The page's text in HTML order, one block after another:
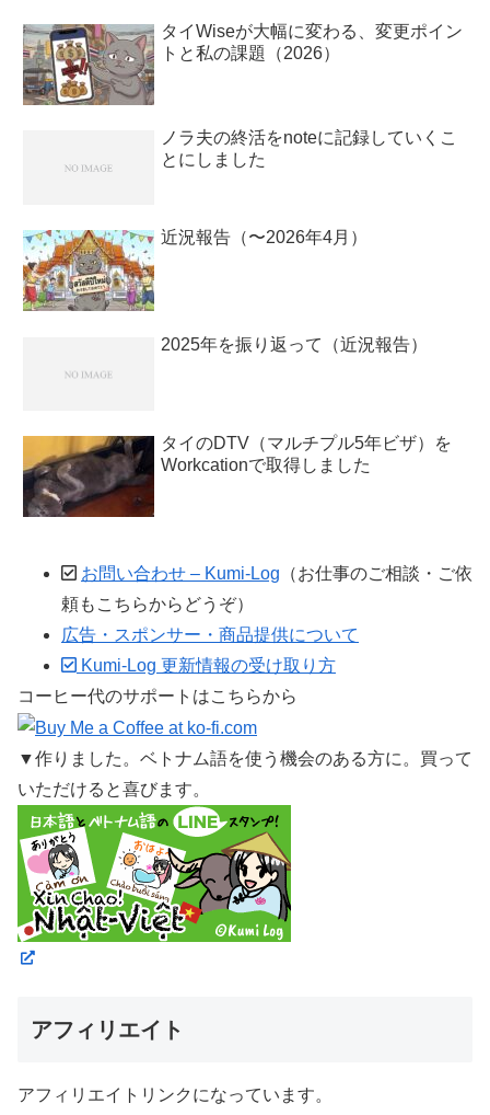
タイWiseが大幅に変わる、変更ポイン
トと私の課題（2026）
ノラ夫の終活をnoteに記録していくこ
とにしました
近況報告（〜2026年4月）
2025年を振り返って（近況報告）
タイのDTV（マルチプル5年ビザ）を
Workcationで取得しました
お問い合わせ – Kumi-Log （お仕事のご相談・ご依
頼もこちらからどうぞ）
広告・スポンサー・商品提供について
Kumi-Log 更新情報の受け取り方
コーヒー代のサポートはこちらから
▼作りました。ベトナム語を使う機会のある方に。買って
いただけると喜びます。
アフィリエイト
アフィリエイトリンクになっています。